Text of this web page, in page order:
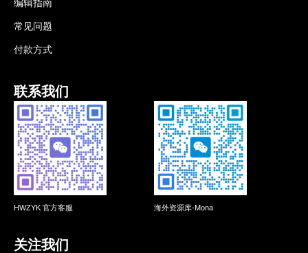
编辑指南
常见问题
付款方式
联系我们
HWZYK 官方客服 海外资源库-Mona
关注我们